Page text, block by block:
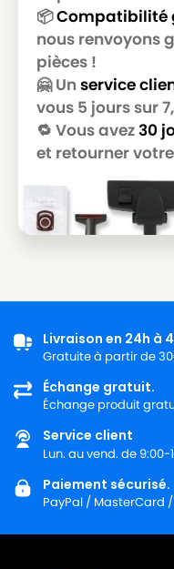
NILFISK
NILFISK
NILFISK
NILFISK
NILFISK
NILFISK
NILFISK
NILFISK
NILFISK
NILFISK
NILFISK
NILFISK
NILFISK
NILFISK
NILFISK
NILFISK
NILFISK
NILFISK
NILFISK
NILFISK
NILFISK
NILFISK
NILFISK
NILFISK
NILFISK
NILFISK
📦Compatibilité
nous renvoyons
pièces !
🤗 Un service
vous 5 jours sur
🔁 Vous avez30
et retourner
Livraison en 24h à
Gratuite à partir de
Échange gratuit.
Échange produit
Service client
Lun. au vend. de 9:00-
Paiement sécurisé.
PayPal / MasterCard